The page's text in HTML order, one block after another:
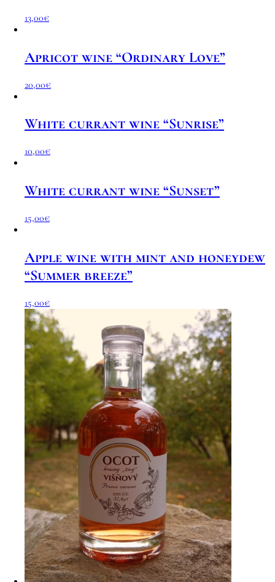
13,00€
Apricot wine “Ordinary Love”
20,00€
White currant wine “Sunrise”
10,00€
White currant wine “Sunset”
15,00€
Apple wine with mint and honeydew
“Summer breeze”
15,00€